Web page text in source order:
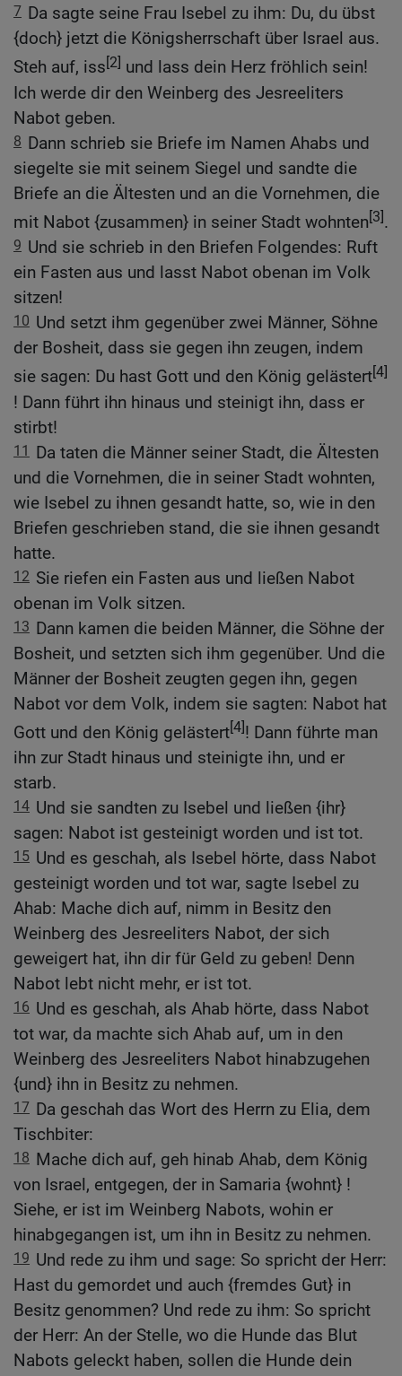
7 Da sagte seine Frau Isebel zu ihm: Du, du übst
{doch} jetzt die Königsherrschaft über Israel aus.
Steh auf, iss[2] und lass dein Herz fröhlich sein!
Ich werde dir den Weinberg des Jesreeliters
Nabot geben.
8 Dann schrieb sie Briefe im Namen Ahabs und
siegelte sie mit seinem Siegel und sandte die
Briefe an die Ältesten und an die Vornehmen, die
mit Nabot {zusammen} in seiner Stadt wohnten[3].
9 Und sie schrieb in den Briefen Folgendes: Ruft
ein Fasten aus und lasst Nabot obenan im Volk
sitzen!
10 Und setzt ihm gegenüber zwei Männer, Söhne
der Bosheit, dass sie gegen ihn zeugen, indem
sie sagen: Du hast Gott und den König gelästert[4]
! Dann führt ihn hinaus und steinigt ihn, dass er
stirbt!
11 Da taten die Männer seiner Stadt, die Ältesten
und die Vornehmen, die in seiner Stadt wohnten,
wie Isebel zu ihnen gesandt hatte, so, wie in den
Briefen geschrieben stand, die sie ihnen gesandt
hatte.
12 Sie riefen ein Fasten aus und ließen Nabot
obenan im Volk sitzen.
13 Dann kamen die beiden Männer, die Söhne der
Bosheit, und setzten sich ihm gegenüber. Und die
Männer der Bosheit zeugten gegen ihn, gegen
Nabot vor dem Volk, indem sie sagten: Nabot hat
Gott und den König gelästert[4]! Dann führte man
ihn zur Stadt hinaus und steinigte ihn, und er
starb.
14 Und sie sandten zu Isebel und ließen {ihr}
sagen: Nabot ist gesteinigt worden und ist tot.
15 Und es geschah, als Isebel hörte, dass Nabot
gesteinigt worden und tot war, sagte Isebel zu
Ahab: Mache dich auf, nimm in Besitz den
Weinberg des Jesreeliters Nabot, der sich
geweigert hat, ihn dir für Geld zu geben! Denn
Nabot lebt nicht mehr, er ist tot.
16 Und es geschah, als Ahab hörte, dass Nabot
tot war, da machte sich Ahab auf, um in den
Weinberg des Jesreeliters Nabot hinabzugehen
{und} ihn in Besitz zu nehmen.
17 Da geschah das Wort des Herrn zu Elia, dem
Tischbiter:
18 Mache dich auf, geh hinab Ahab, dem König
von Israel, entgegen, der in Samaria {wohnt} !
Siehe, er ist im Weinberg Nabots, wohin er
hinabgegangen ist, um ihn in Besitz zu nehmen.
19 Und rede zu ihm und sage: So spricht der Herr:
Hast du gemordet und auch {fremdes Gut} in
Besitz genommen? Und rede zu ihm: So spricht
der Herr: An der Stelle, wo die Hunde das Blut
Nabots geleckt haben, sollen die Hunde dein